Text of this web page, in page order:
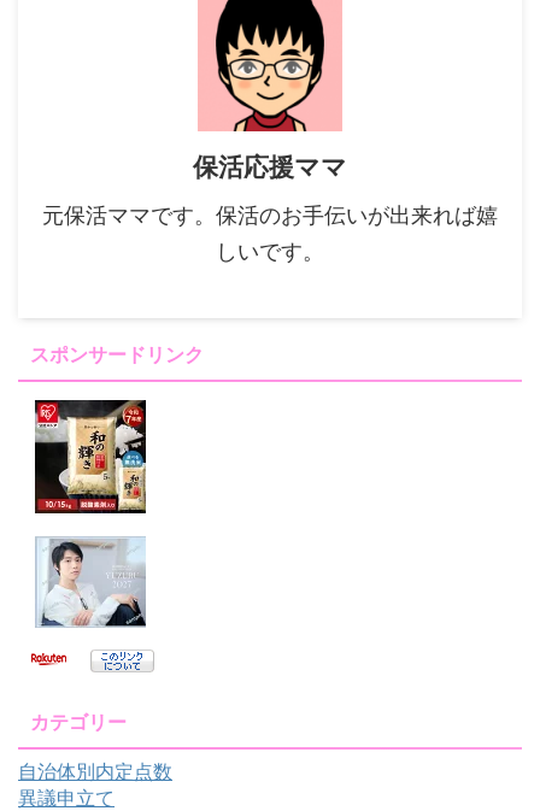
保活応援ママ
元保活ママです。保活のお手伝いが出来れば嬉
しいです。
スポンサードリンク
カテゴリー
自治体別内定点数
異議申立て